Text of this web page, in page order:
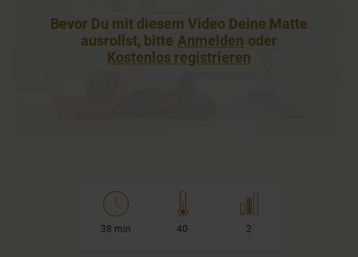
Bevor Du mit diesem Video Deine Matte
ausrollst, bitte Anmelden oder
Kostenlos registrieren
38 min 40 2